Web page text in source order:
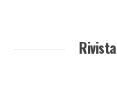
Rivista